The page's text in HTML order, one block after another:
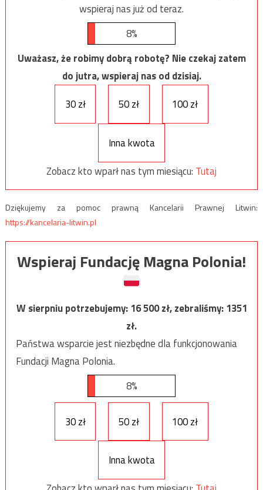
wspieraj nas już od teraz.
8%
Uważasz, że robimy dobrą robotę? Nie czekaj zatem
do jutra, wspieraj nas od dzisiaj.
30 zł
50 zł 100 zł
Inna kwota
Zobacz kto wparł nas tym miesiącu: Tutaj
Dziękujemy za pomoc prawną Kancelarii Prawnej Litwin:
https://kancelaria-litwin.pl
Wspieraj Fundację Magna Polonia!
W sierpniu potrzebujemy:16 500zł, zebraliśmy:1351
zł.
Państwa wsparcie jest niezbędne dla funkcjonowania
Fundacji Magna Polonia.
8%
30 zł 50 zł 100 zł
Inna kwota